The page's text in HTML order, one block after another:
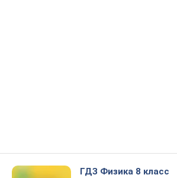
ГДЗ Физика 8 класс